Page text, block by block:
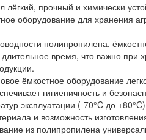
прочный и химически
оборудование для хранения
полипропилена,
время, что важно при
ёмкостное оборудование
гигиеничность и
эксплуатации (-70°C до
и возможность
из полипропилена